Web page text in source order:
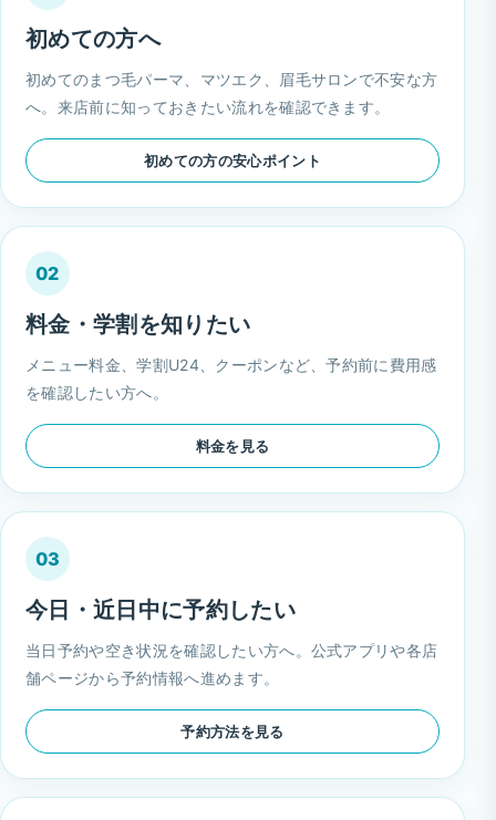
初めての方へ
初めてのまつ毛パーマ、マツエク、眉毛サロンで不安な方
へ。来店前に知っておきたい流れを確認できます。
初めての方の安心ポイント
02
料金・学割を知りたい
メニュー料金、学割U24、クーポンなど、予約前に費用感
を確認したい方へ。
料金を見る
03
今日・近日中に予約したい
当日予約や空き状況を確認したい方へ。公式アプリや各店
舗ページから予約情報へ進めます。
予約方法を見る